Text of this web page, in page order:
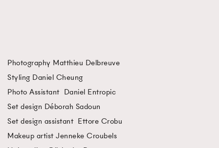
Photography Matthieu Delbreuve
Styling Daniel Cheung
Photo Assistant Daniel Entropic
Set design Déborah Sadoun
Set design assistant Ettore Crobu
Makeup artist Jenneke Croubels